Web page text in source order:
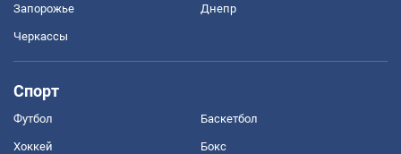
Запорожье Днепр
Черкассы
Спорт
Футбол Баскетбол
Хоккей Бокс